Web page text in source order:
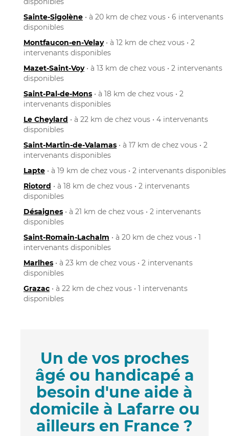
Sainte-Sigolène • à 20 km de chez vous • 6 intervenants
disponibles
Montfaucon-en-Velay• à 12 km de chez vous • 2
intervenants disponibles
Mazet-Saint-Voy• à 13 km de chez vous • 2 intervenants
disponibles
Saint-Pal-de-Mons • à 18 km de chez vous • 2
intervenants disponibles
Le Cheylard • à 22 km de chez vous • 4 intervenants
disponibles
Saint-Martin-de-Valamas • à 17 km de chez vous • 2
intervenants disponibles
Lapte • à 19 km de chez vous • 2 intervenants disponibles
Riotord • à 18 km de chez vous • 2 intervenants
disponibles
Désaignes • à 21 km de chez vous • 2 intervenants
disponibles
Saint-Romain-Lachalm • à 20 km de chez vous • 1
intervenants disponibles
Marlhes • à 23 km de chez vous • 2 intervenants
disponibles
Grazac • à 22 km de chez vous • 1 intervenants
disponibles
Un de vos proches
âgé ou handicapé a
besoin d'une aide à
domicile à Lafarre ou
ailleurs en France ?